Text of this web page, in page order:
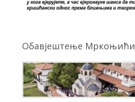
Обавјештење Мркоњићи